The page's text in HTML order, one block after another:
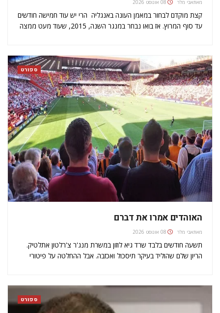
מאתאבי מלר 08 אוגוסט 2026
קצת מוקדם לבחור במאמן העונה באנגליה  הרי יש עוד חמישה חודשים
עד סוף המרוץ. אז בואו נבחר במנגר השנה, 2015, שעוד מעט ממצה
ספורט
האוהדים אמרו את דברם
מאתאבי מלר 08 אוגוסט 2026
תשעה חודשים בלבד שרד גיא לוזון במשרת מנג'ר צ'רלטון אתלטיק.
הריון שלם שהוליד בעיקר תיסכול ואכזבה. אבל ההחלטה על פיטורי
ספורט